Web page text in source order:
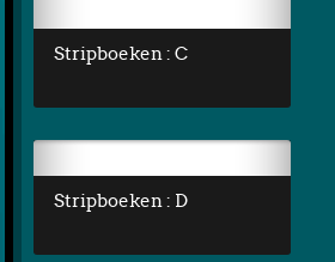
Stripboeken : C
Stripboeken : D